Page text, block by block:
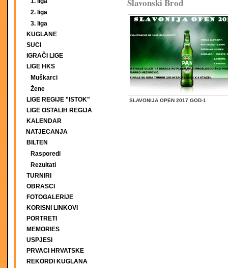
2. liga
3. liga
KUGLANE
SUCI
IGRAČI LIGE
LIGE HKS
Muškarci
Žene
LIGE REGIJE "ISTOK"
LIGE OSTALIH REGIJA
KALENDAR
NATJECANJA
BILTEN
Rasporedi
Rezultati
TURNIRI
OBRASCI
FOTOGALERIJE
KORISNI LINKOVI
PORTRETI
MEMORIES
USPJESI
PRVACI HRVATSKE
REKORDI KUGLANA
Slavonski Brod
SLAVONIJA OPEN 2017 GOD-1